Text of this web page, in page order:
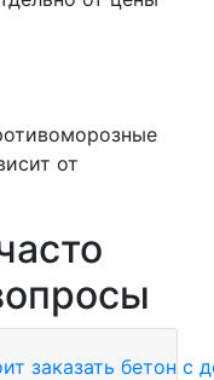
от
заказать бетон с